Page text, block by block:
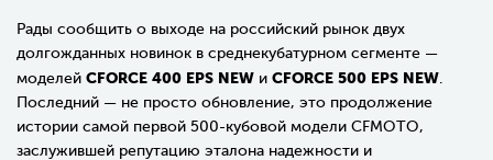
Рады сообщить о выходе на российский рынок двух
долгожданных новинок в среднекубатурном сегменте —
моделей CFORCE 400 EPS NEW и CFORCE 500 EPS NEW.
Последний — не просто обновление, это продолжение
истории самой первой 500-кубовой модели CFMOTO,
заслужившей репутацию эталона надежности и